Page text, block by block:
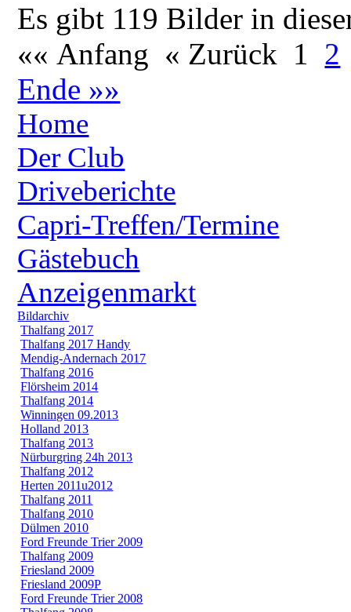
Es gibt 119 Bilder in
«« Anfang « Zurück 1 2
Ende »»
Home
Der Club
Driveberichte
Capri-Treffen/Termine
Gästebuch
Anzeigenmarkt
Bildarchiv
Thalfang 2017
Thalfang 2017 Handy
Mendig-Andernach 2017
Thalfang 2016
Flörsheim 2014
Thalfang 2014
Winningen 09.2013
Holland 2013
Thalfang 2013
Nürburgring 24h 2013
Thalfang 2012
Herten 2011u2012
Thalfang 2011
Thalfang 2010
Dülmen 2010
Ford Freunde Trier 2009
Thalfang 2009
Friesland 2009
Friesland 2009P
Ford Freunde Trier 2008